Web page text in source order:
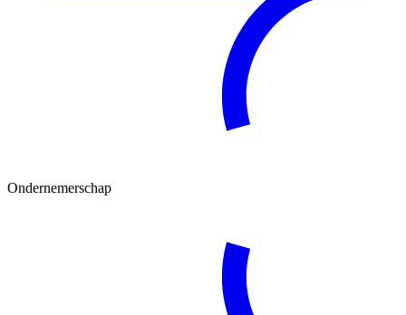
Ondernemerschap